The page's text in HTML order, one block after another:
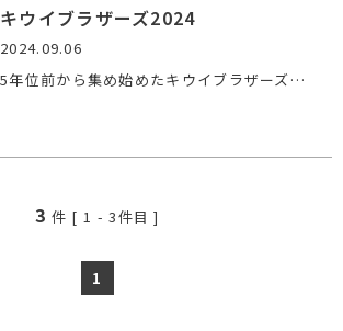
キウイブラザーズ2024
2024.09.06
5年位前から集め始めたキウイブラザーズが、気付けばこんな大所…
3 件 [1 -3件目 ]
1